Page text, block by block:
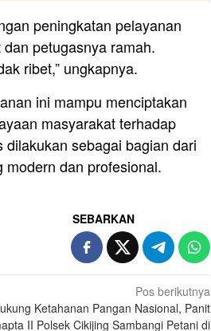
peningkatan pelayanan
petugasnya ramah.
ribet,” ungkapnya.
ini mampu menciptakan
masyarakat terhadap
sebagai bagian dari
dan profesional.
SEBARKAN
Pos berikutnya
Ketahanan Pangan Nasional, Panit
II Polsek Cikijing Sambangi Petani di